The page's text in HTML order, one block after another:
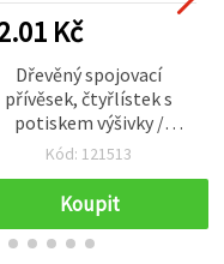
Kč
Dřevěný spojovací
přívěsek, čtyřlístek s
potiskem výšivky /
22x18x1,8 mm, otvor: 2
Kód: 121513
Koupit